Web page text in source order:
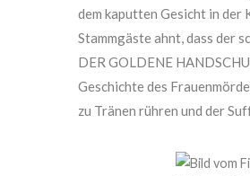
dem kaputten Gesicht in der
Stammgäste ahnt, dass der
DER GOLDENE
Geschichte des
zu Tränen rühren und der